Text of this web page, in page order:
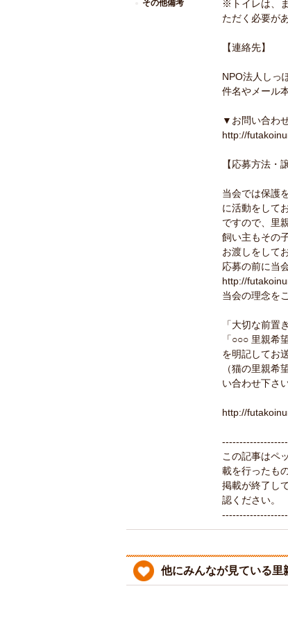
その他備考
※トイレは、
ただく必要が
【連絡先】
NPO法人しっ
件名やメール
▼お問い合わ
http://
【応募方法・
当会では保護
に活動をして
ですので、里
飼い主もその
お渡しをして
応募の前に当
http://
当会の理念を
「大切な前置
「○○○ 里親
を明記してお
（猫の里親希
い合わせ下さい
http://
この記事はペ
載を行ったも
掲載が終了し
認ください。
他にみんなが見ている里